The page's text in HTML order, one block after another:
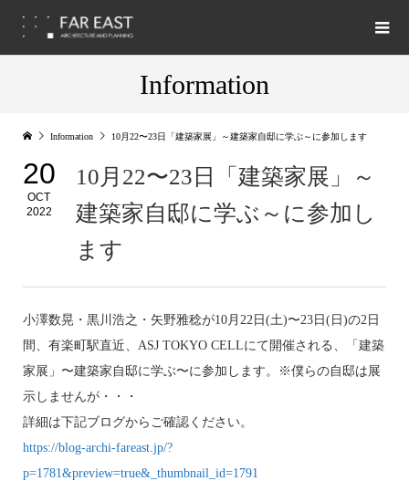
Information
Information 10月22〜23日「建築家展」～建築家自邸に学ぶ～に参加します
20
OCT
2022
10月22〜23日「建築家展」～
建築家自邸に学ぶ～に参加し
ます
小澤数晃・黒川浩之・矢野雅稔が10月22日(土)〜23日(日)の2日
間、有楽町駅直近、ASJ TOKYO CELLにて開催される、「建築
家展」〜建築家自邸に学ぶ〜に参加します。※僕らの自邸は展
示しませんが・・・
詳細は下記ブログからご確認ください。
https://blog-archi-fareast.jp/?
p=1781&preview=true&_thumbnail_id=1791